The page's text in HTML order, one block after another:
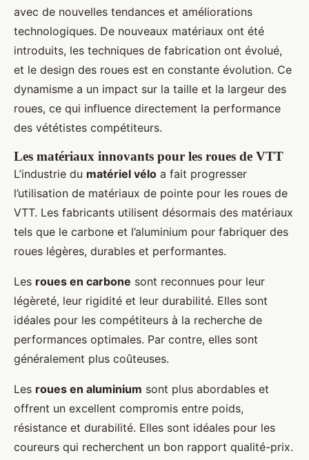
avec de nouvelles tendances et améliorations
technologiques. De nouveaux matériaux ont été
introduits, les techniques de fabrication ont évolué,
et le design des roues est en constante évolution. Ce
dynamisme a un impact sur la taille et la largeur des
roues, ce qui influence directement la performance
des vététistes compétiteurs.
Les matériaux innovants pour les roues de VTT
L’industrie du matériel vélo a fait progresser
l’utilisation de matériaux de pointe pour les roues de
VTT. Les fabricants utilisent désormais des matériaux
tels que le carbone et l’aluminium pour fabriquer des
roues légères, durables et performantes.
Les roues en carbone sont reconnues pour leur
légèreté, leur rigidité et leur durabilité. Elles sont
idéales pour les compétiteurs à la recherche de
performances optimales. Par contre, elles sont
généralement plus coûteuses.
Les roues en aluminium sont plus abordables et
offrent un excellent compromis entre poids,
résistance et durabilité. Elles sont idéales pour les
coureurs qui recherchent un bon rapport qualité-prix.